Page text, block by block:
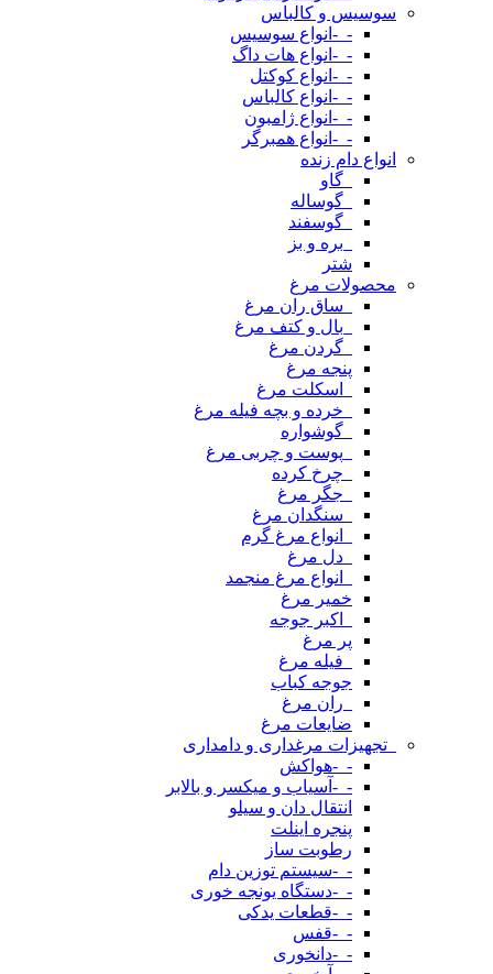
سوسیس و کالباس
-_-انواع سوسیس
-_-انواع هات داگ
-_-انواع کوکتل
-_-انواع کالباس
-_-انواع ژامبون
-_-انواع همبرگر
انواع دام زنده
_گاو
_گوساله
_گوسفند
_بره و بز
شتر
محصولات مرغ
_ساق ران مرغ
_بال و کتف مرغ
_گردن مرغ
پنجه مرغ
_اسکلت مرغ
_خرده و بچه فیله مرغ
_گوشواره
_پوست و چربی مرغ
_چرخ کرده
_جگر مرغ
_سنگدان مرغ
_انواع مرغ گرم
_دل مرغ
_انواع مرغ منجمد
خمیر مرغ
_اکبر جوجه
پر مرغ
_فیله مرغ
جوجه کباب
_ران مرغ
ضایعات مرغ
_تجهیزات مرغداری و دامداری
-_-هواکش
-_-آسیاب و میکسر و بالابر
انتقال دان و سیلو
پنجره اینلت
رطوبت ساز
-_-سیستم توزین دام
-_-دستگاه یونجه خوری
-_-قطعات یدکی
-_-قفس
-_-دانخوری